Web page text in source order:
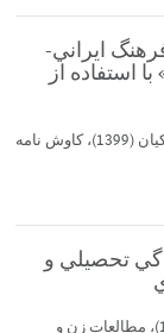
ايراني-
استفاده از
احمد زندوانيان, فاطمه السادات ميرحسيني نيري, مريم كيان (1399)، كاوش نامه
تحصيلي و
رضوان ميرجليلي, احمد زندوانيان, مريم صالح زاده (1399)، مطالعات زن و